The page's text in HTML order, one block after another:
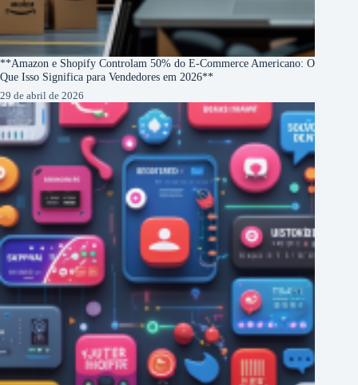
**Amazon e Shopify Controlam 50% do E-Commerce Americano: O
Que Isso Significa para Vendedores em 2026**
29 de abril de 2026